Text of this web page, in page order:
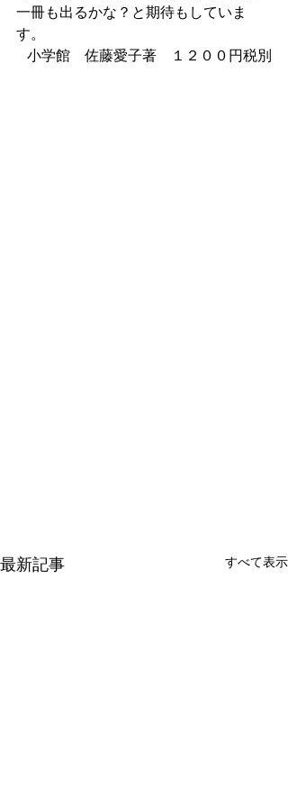
一冊も出るかな？と期待もしていま
す。
小学館　佐藤愛子著　１２００円税別
最新記事 すべて表示